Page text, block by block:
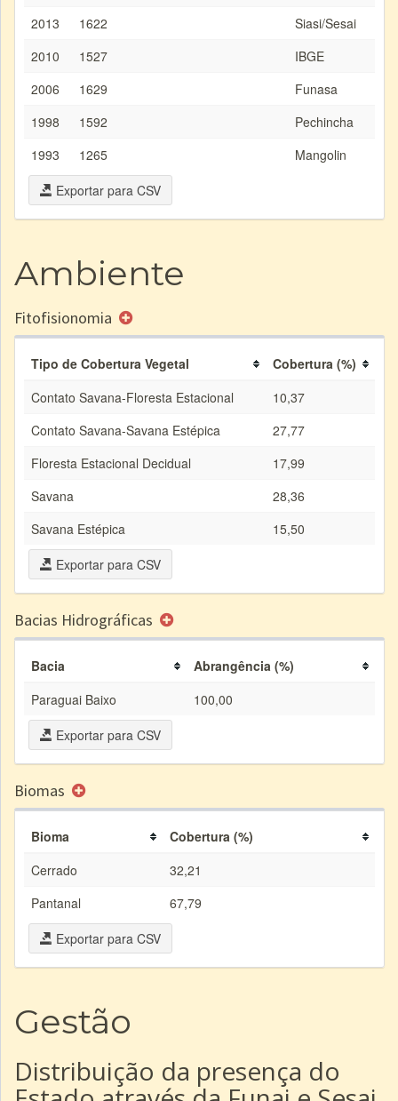
2013
1622
Siasi/Sesai
2010
1527
IBGE
2006
1629
Funasa
1998
1592
Pechincha
1993
1265
Mangolin
Exportar para CSV
Ambiente
Fitofisionomia
Tipo de Cobertura Vegetal
Cobertura (%)
Contato Savana-Floresta Estacional
10,37
Contato Savana-Savana Estépica
27,77
Floresta Estacional Decidual
17,99
Savana
28,36
Savana Estépica
15,50
Exportar para CSV
Bacias Hidrográficas
Bacia
Abrangência (%)
Paraguai Baixo
100,00
Exportar para CSV
Biomas
Bioma
Cobertura (%)
Cerrado
32,21
Pantanal
67,79
Exportar para CSV
Gestão
Distribuição da presença do